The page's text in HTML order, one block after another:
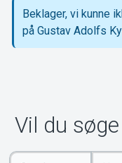
Beklager, vi kunne
på Gustav Adolfs
Vil du
Indtast
Select